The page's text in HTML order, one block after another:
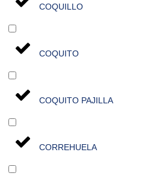
COQUILLO
COQUITO
COQUITO PAJILLA
CORREHUELA